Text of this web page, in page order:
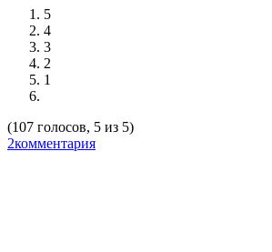
5
4
3
2
1
(107 голосов, 5 из 5)
2комментария